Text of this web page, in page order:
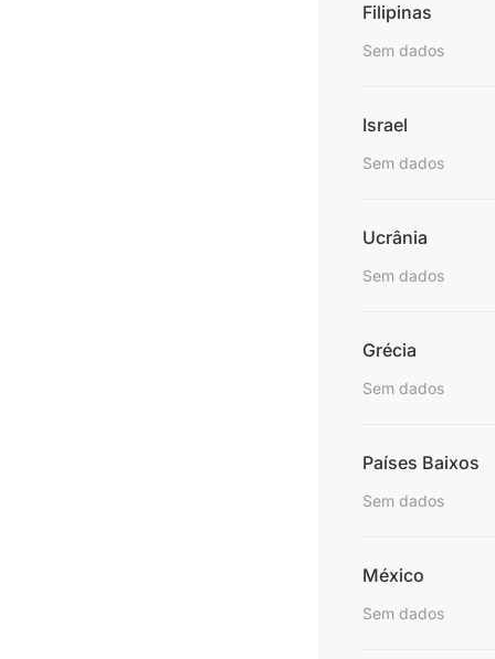
Filipinas
Sem dados
Israel
Sem dados
Ucrânia
Sem dados
Grécia
Sem dados
Países Baixos
Sem dados
México
Sem dados